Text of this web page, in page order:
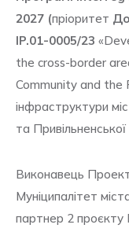
2027 (пріоритет
IP.01-0005/23
the cross-border
Community and the
інфраструктури
та
Виконавець
Муніципалітет
партнер 2 проєкту